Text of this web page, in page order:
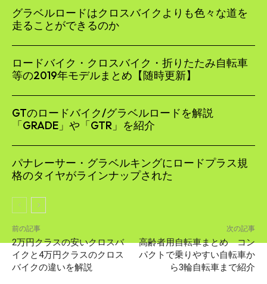
グラベルロードはクロスバイクよりも色々な道を
走ることができるのか
ロードバイク・クロスバイク・折りたたみ自転車
等の2019年モデルまとめ【随時更新】
GTのロードバイク/グラベルロードを解説
「GRADE」や「GTR」を紹介
パナレーサー・グラベルキングにロードプラス規
格のタイヤがラインナップされた
前の記事
2万円クラスの安いクロスバ
イクと4万円クラスのクロス
バイクの違いを解説
次の記事
高齢者用自転車まとめ コン
パクトで乗りやすい自転車か
ら3輪自転車まで紹介